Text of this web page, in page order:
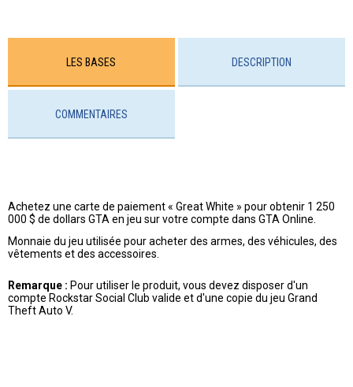
LES BASES DESCRIPTION
COMMENTAIRES
Achetez une carte de paiement « Great White » pour obtenir 1 250
000 $ de dollars GTA en jeu sur votre compte dans GTA Online.
Monnaie du jeu utilisée pour acheter des armes, des véhicules, des
vêtements et des accessoires.
Remarque : Pour utiliser le produit, vous devez disposer d'un
compte Rockstar Social Club valide et d'une copie du jeu Grand
Theft Auto V.